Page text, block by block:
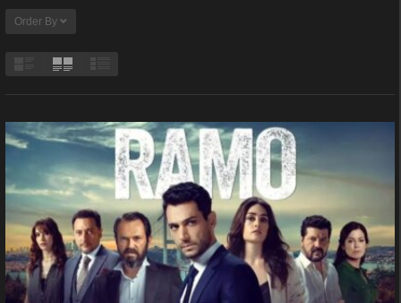
Order By